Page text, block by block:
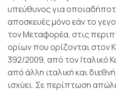
υπεύθυνος για
αποσκευές μόνο εάν το
τον Μεταφορέα, στις
ορίων που ορίζονται στον
392/2009, από τον Ιταλικό
από άλλη ιταλική και
ισχύει. Σε περίπτωση